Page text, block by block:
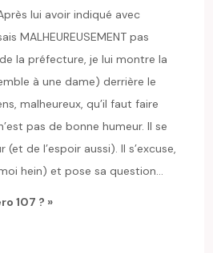
lui avoir indiqué avec
MALHEUREUSEMENT pas
la préfecture, je lui montre la
à une dame) derrière le
malheureux, qu’il faut faire
pas de bonne humeur. Il se
(et de l’espoir aussi). Il s’excuse,
hein) et pose sa question…
107 ? »